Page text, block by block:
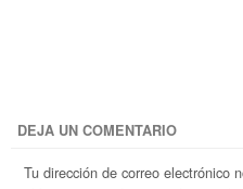
DEJA UN COMENTARIO
Tu dirección de correo electrónico